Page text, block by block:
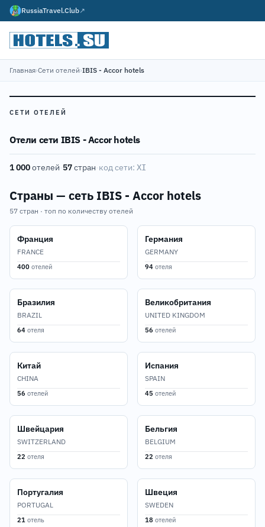
RussiaTravel.Club↗
Главная›Сети отелей›IBIS - Accor hotels
СЕТИ ОТЕЛЕЙ
Отели сети IBIS - Accor hotels
1 000отелей·57стран·код сети: XI
Страны — сеть IBIS - Accor hotels
57 стран · топ по количеству отелей
Франция
FRANCE
400 отелей
Германия
GERMANY
94 отеля
Бразилия
BRAZIL
64 отеля
Великобритания
UNITED KINGDOM
56 отелей
Китай
CHINA
56 отелей
Испания
SPAIN
45 отелей
Швейцария
SWITZERLAND
22 отеля
Бельгия
BELGIUM
22 отеля
Португалия
PORTUGAL
21 отель
Швеция
SWEDEN
18 отелей